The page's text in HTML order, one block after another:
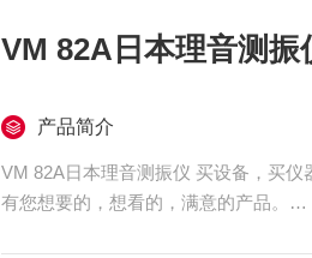
VM 82A日本理音测振
产品简介
VM 82A日本理音测振仪 买设备，买
有您想要的，想看的，满意的产品。